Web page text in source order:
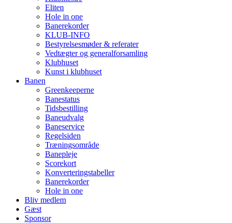
Eliten
Hole in one
Banerekorder
KLUB-INFO
Bestyrelsesmøder & referater
Vedtægter og generalforsamling
Klubhuset
Kunst i klubhuset
Banen
Greenkeeperne
Banestatus
Tidsbestilling
Baneudvalg
Baneservice
Regelsiden
Træningsområde
Banepleje
Scorekort
Konverteringstabeller
Banerekorder
Hole in one
Bliv medlem
Gæst
Sponsor